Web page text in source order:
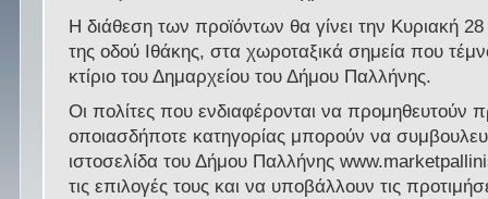
Η διάθεση των προϊόντων θα γίνει την Κυριακή 28
της οδού Ιθάκης, στα χωροταξικά σημεία που
κτίριο του Δημαρχείου του Δήμου Παλλήνης.
Οι πολίτες που ενδιαφέρονται να προμηθευτούν
οποιασδήποτε κατηγορίας μπορούν να
ιστοσελίδα του Δήμου Παλλήνης
τις επιλογές τους και να υποβάλλουν τις